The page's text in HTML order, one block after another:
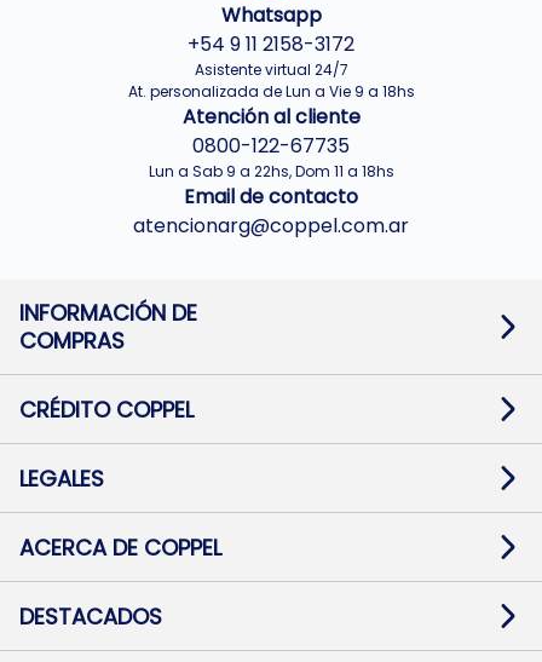
Whatsapp
+54 9 11 2158-3172
Asistente virtual 24/7
At. personalizada de Lun a Vie 9 a 18hs
Atención al cliente
0800-122-67735
Lun a Sab 9 a 22hs, Dom 11 a 18hs
Email de contacto
atencionarg@coppel.com.ar
INFORMACIÓN DE
COMPRAS
Términos y condiciones
Botón de arrepentimiento
Mapa de sitio
CRÉDITO COPPEL
Solicitar Crédito
Medios de Pago
Pago Fácil Online
LEGALES
Baja contratos
Defensa al consumidor CABA
ACERCA DE COPPEL
Trabajá con Nosotros
Preguntas Frecuentes
DESTACADOS